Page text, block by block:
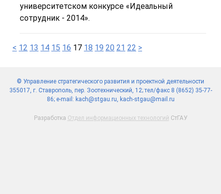
университетском конкурсе «Идеальный
сотрудник - 2014».
< 12 13 14 15 16 17 18 19 20 21 22 >
© Управление стратегического развития и проектной деятельности
355017, г. Ставрополь, пер. Зоотехнический, 12; тел/факс 8 (8652) 35-77-
86; e-mail: kach@stgau.ru, kach-stgau@mail.ru
Разработка Отдел информационных технологий СтГАУ